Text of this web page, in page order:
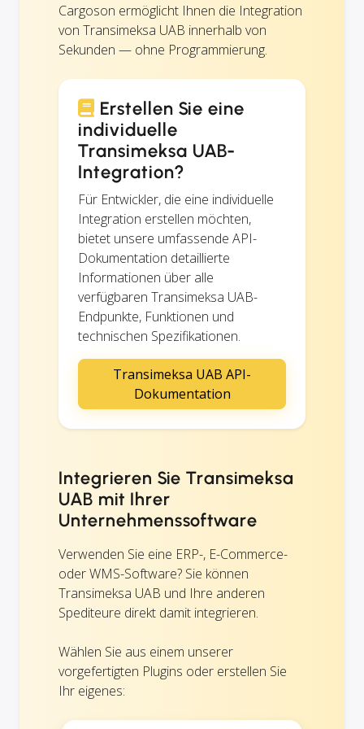
Cargoson ermöglicht Ihnen die Integration
von Transimeksa UAB innerhalb von
Sekunden — ohne Programmierung.
Erstellen Sie eine
individuelle
Transimeksa UAB-
Integration?
Für Entwickler, die eine individuelle
Integration erstellen möchten,
bietet unsere umfassende API-
Dokumentation detaillierte
Informationen über alle
verfügbaren Transimeksa UAB-
Endpunkte, Funktionen und
technischen Spezifikationen.
Transimeksa UAB API-
Dokumentation
Integrieren Sie Transimeksa
UAB mit Ihrer
Unternehmenssoftware
Verwenden Sie eine ERP-, E-Commerce-
oder WMS-Software? Sie können
Transimeksa UAB und Ihre anderen
Spediteure direkt damit integrieren.
Wählen Sie aus einem unserer
vorgefertigten Plugins oder erstellen Sie
Ihr eigenes: